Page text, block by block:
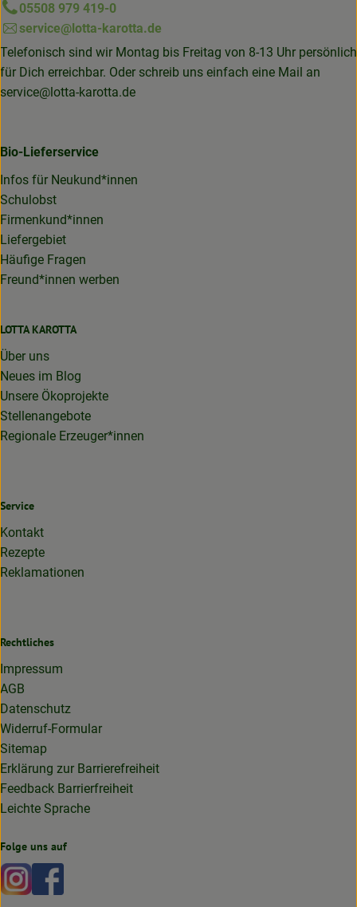
05508 979 419-0
service@lotta-karotta.de
Telefonisch sind wir Montag bis Freitag von 8-13 Uhr persönlich
für Dich erreichbar. Oder schreib uns einfach eine Mail an
service@lotta-karotta.de
Bio-Lieferservice
Infos für Neukund*innen
Schulobst
Firmenkund*innen
Liefergebiet
Häufige Fragen
Freund*innen werben
LOTTA KAROTTA
Über uns
Neues im Blog
Unsere Ökoprojekte
Stellenangebote
Regionale Erzeuger*innen
Service
Kontakt
Rezepte
Reklamationen
Rechtliches
Impressum
AGB
Datenschutz
Widerruf-Formular
Sitemap
Erklärung zur Barrierefreiheit
Feedback Barrierfreiheit
Leichte Sprache
Folge uns auf
Externer Link zu https://www.instagram.com/